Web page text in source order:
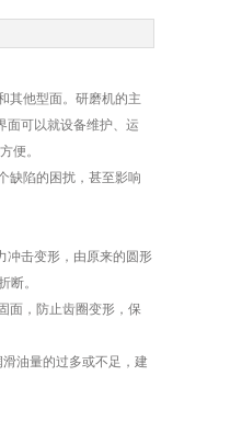
其他型面。研磨机的主
面可以就设备维护、运
便。
缺陷的困扰，甚至影响
冲击变形，由原来的圆形
断。
面，防止齿圈变形，保
油量的过多或不足，建